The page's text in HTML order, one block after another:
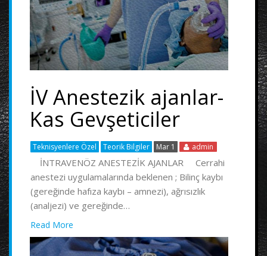
İV Anestezik ajanlar-
Kas Gevşeticiler
Teknisyenlere Özel Teorik Bilgiler Mar 1 admin
İNTRAVENÖZ ANESTEZİK AJANLAR Cerrahi
anestezi uygulamalarında beklenen ; Bilinç kaybı
(gereğinde hafıza kaybı – amnezi), ağrısızlık
(analjezi) ve gereğinde…
Read More